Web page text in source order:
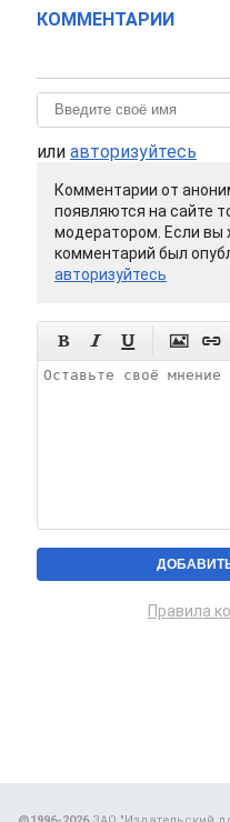
КОММЕНТАРИИ
или авторизуйтесь
Комментарии от
появляются на сайте
модератором. Если вы
комментарий был
авторизуйтесь
    
Правила